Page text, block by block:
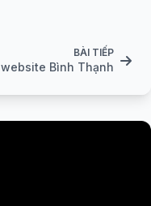
BÀI TIẾP
Bình Thạnh